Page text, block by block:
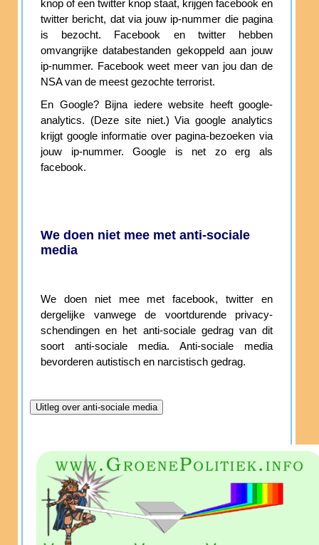
knop of een twitter knop staat, krijgen facebook en
twitter bericht, dat via jouw ip-nummer die pagina
is bezocht. Facebook en twitter hebben
omvangrijke databestanden gekoppeld aan jouw
ip-nummer. Facebook weet meer van jou dan de
NSA van de meest gezochte terrorist.
En Google? Bijna iedere website heeft google-
analytics. (Deze site niet.) Via google analytics
krijgt google informatie over pagina-bezoeken via
jouw ip-nummer. Google is net zo erg als
facebook.
We doen niet mee met anti-sociale
media
We doen niet mee met facebook, twitter en
dergelijke vanwege de voortdurende privacy-
schendingen en het anti-sociale gedrag van dit
soort anti-sociale media. Anti-sociale media
bevorderen autistisch en narcistisch gedrag.